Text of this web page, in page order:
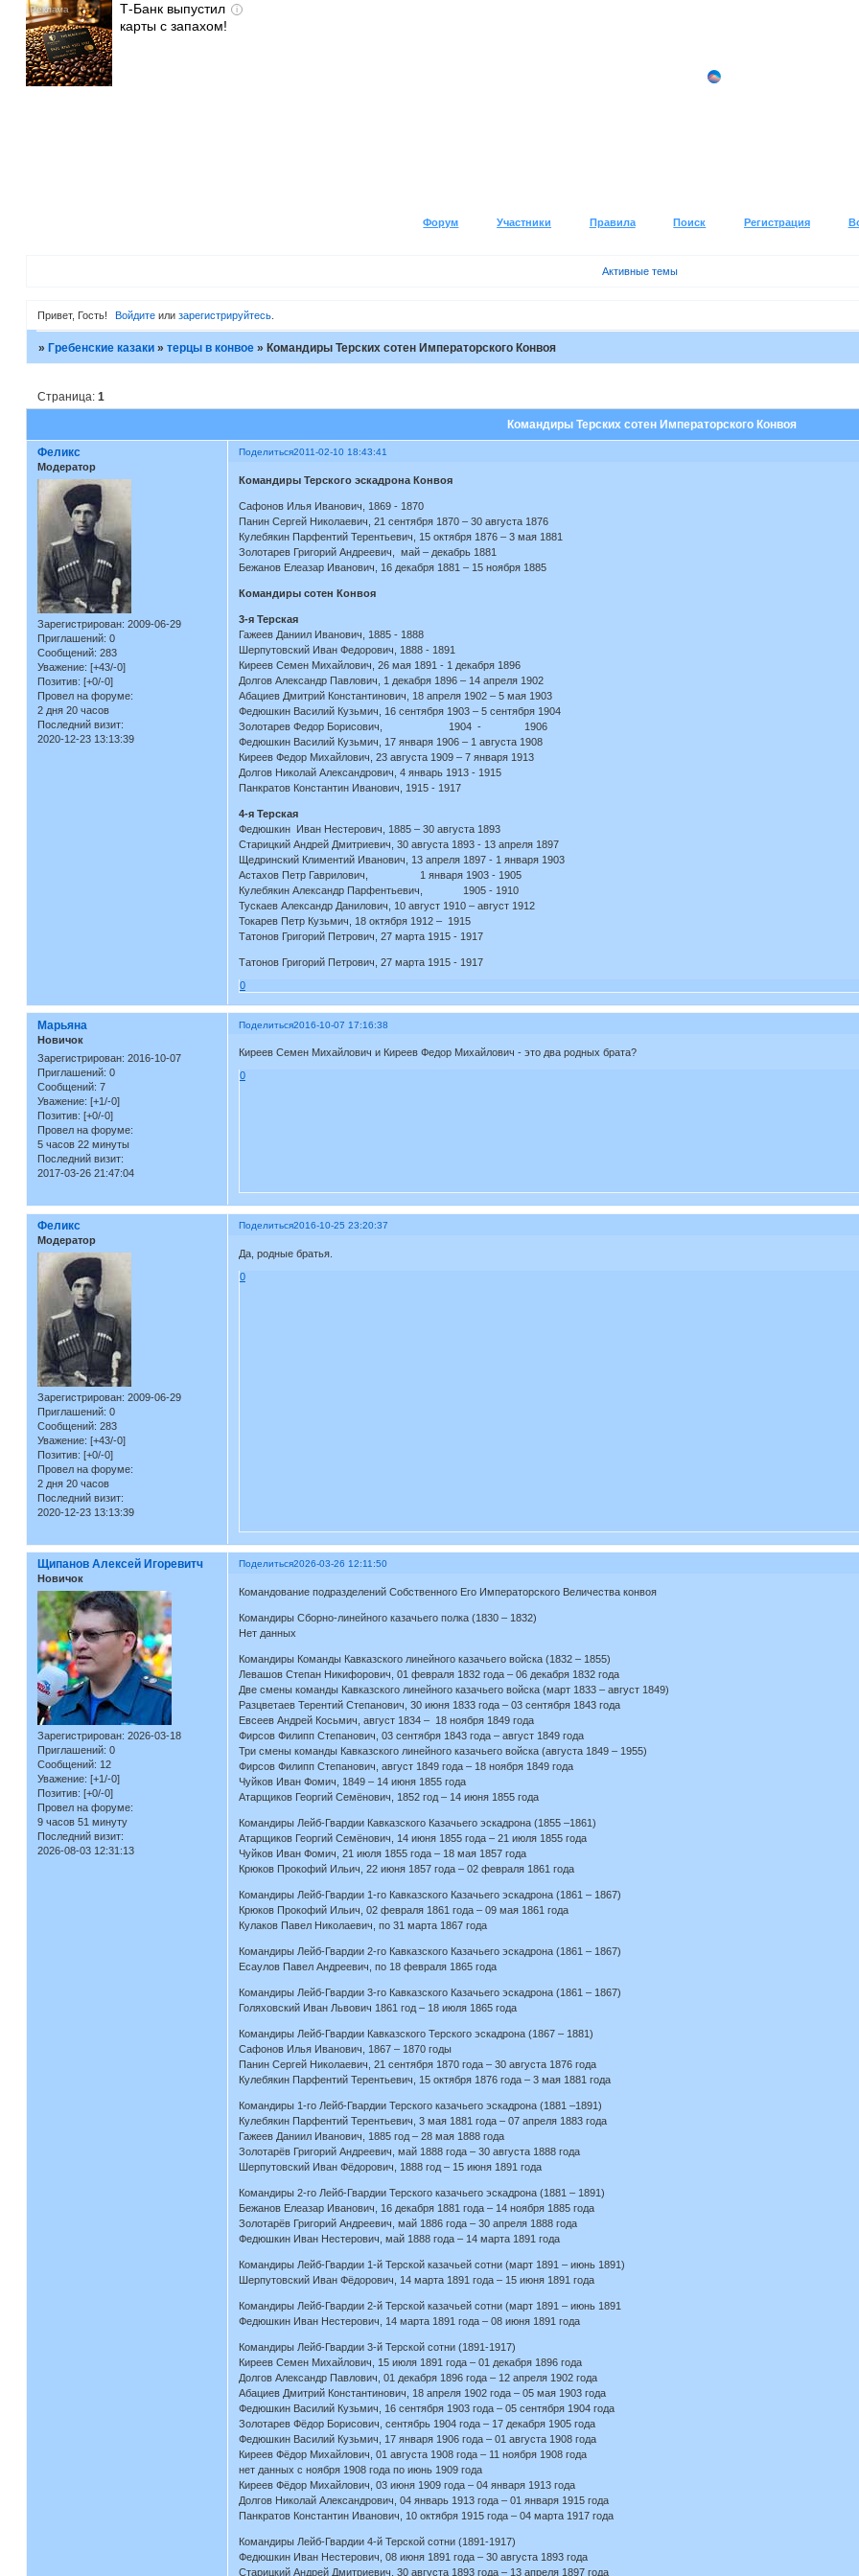
i
Т-Банк выпустил
карты с запахом!
Форум Участники Правила Поиск Регистрация
Активные темы
Привет, Гость! Войдите илизарегистрируйтесь
» Гребенские казаки » терцы в конвое » Командиры Терских сотен Императорского Конвоя
Командиры Терских сотен Императорского Конвоя
Страница: 1
Поделиться2011-02-10 18:43:41
Феликс
Модератор
Зарегистрирован: 2009-06-29
Приглашений: 0
Сообщений: 283
Уважение: [+43/-0]
Позитив: [+0/-0]
Провел на форуме:
2 дня 20 часов
Последний визит:
2020-12-23 13:13:39
Командиры Терского эскадрона Конвоя
Сафонов Илья Иванович, 1869 - 1870
Панин Сергей Николаевич, 21 сентября 1870 – 30 августа 1876
Кулебякин Парфентий Терентьевич, 15 октября 1876 – 3 мая 1881
Золотарев Григорий Андреевич, май – декабрь 1881
Бежанов Елеазар Иванович, 16 декабря 1881 – 15 ноября 1885
Командиры сотен Конвоя
3-я Терская
Гажеев Даниил Иванович, 1885 - 1888
Шерпутовский Иван Федорович, 1888 - 1891
Киреев Семен Михайлович, 26 мая 1891 - 1 декабря 1896
Долгов Александр Павлович, 1 декабря 1896 – 14 апреля 1902
Абациев Дмитрий Константинович, 18 апреля 1902 – 5 мая 1903
Федюшкин Василий Кузьмич, 16 сентября 1903 – 5 сентября 1904
Золотарев Федор Борисович, 1904 - 1906
Федюшкин Василий Кузьмич, 17 января 1906 – 1 августа 1908
Киреев Федор Михайлович, 23 августа 1909 – 7 января 1913
Долгов Николай Александрович, 4 январь 1913 - 1915
Панкратов Константин Иванович, 1915 - 1917
4-я Терская
Федюшкин Иван Нестерович, 1885 – 30 августа 1893
Старицкий Андрей Дмитриевич, 30 августа 1893 - 13 апреля 1897
Щедринский Климентий Иванович, 13 апреля 1897 - 1 января 1903
Астахов Петр Гаврилович, 1 января 1903 - 1905
Кулебякин Александр Парфентьевич, 1905 - 1910
Тускаев Александр Данилович, 10 август 1910 – август 1912
Токарев Петр Кузьмич, 18 октября 1912 – 1915
Татонов Григорий Петрович, 27 марта 1915 - 1917
Татонов Григорий Петрович, 27 марта 1915 - 1917
0
Поделиться2016-10-07 17:16:38
Марьяна
Новичок
Зарегистрирован: 2016-10-07
Приглашений: 0
Сообщений: 7
Уважение: [+1/-0]
Позитив: [+0/-0]
Провел на форуме:
5 часов 22 минуты
Последний визит:
2017-03-26 21:47:04
Киреев Семен Михайлович и Киреев Федор Михайлович - это два родных брата?
0
Поделиться2016-10-25 23:20:37
Феликс
Модератор
Зарегистрирован: 2009-06-29
Приглашений: 0
Сообщений: 283
Уважение: [+43/-0]
Позитив: [+0/-0]
Провел на форуме:
2 дня 20 часов
Последний визит:
2020-12-23 13:13:39
Да, родные братья.
0
Поделиться2026-03-26 12:11:50
Щипанов Алексей Игоревитч
Новичок
Зарегистрирован: 2026-03-18
Приглашений: 0
Сообщений: 12
Уважение: [+1/-0]
Позитив: [+0/-0]
Провел на форуме:
9 часов 51 минуту
Последний визит:
2026-08-03 12:31:13
Командование подразделений Собственного Его Императорского Величества конвоя
Командиры Сборно-линейного казачьего полка (1830 – 1832)
Нет данных
Командиры Команды Кавказского линейного казачьего войска (1832 – 1855)
Левашов Степан Никифорович, 01 февраля 1832 года – 06 декабря 1832 года
Две смены команды Кавказского линейного казачьего войска (март 1833 – август 1849)
Разцветаев Терентий Степанович, 30 июня 1833 года – 03 сентября 1843 года
Евсеев Андрей Косьмич, август 1834 – 18 ноября 1849 года
Фирсов Филипп Степанович, 03 сентября 1843 года – август 1849 года
Три смены команды Кавказского линейного казачьего войска (августа 1849 – 1955)
Фирсов Филипп Степанович, август 1849 года – 18 ноября 1849 года
Чуйков Иван Фомич, 1849 – 14 июня 1855 года
Атарщиков Георгий Семёнович, 1852 год – 14 июня 1855 года
Командиры Лейб-Гвардии Кавказского Казачьего эскадрона (1855 –1861)
Атарщиков Георгий Семёнович, 14 июня 1855 года – 21 июля 1855 года
Чуйков Иван Фомич, 21 июля 1855 года – 18 мая 1857 года
Крюков Прокофий Ильич, 22 июня 1857 года – 02 февраля 1861 года
Командиры Лейб-Гвардии 1-го Кавказского Казачьего эскадрона (1861 – 1867)
Крюков Прокофий Ильич, 02 февраля 1861 года – 09 мая 1861 года
Кулаков Павел Николаевич, по 31 марта 1867 года
Командиры Лейб-Гвардии 2-го Кавказского Казачьего эскадрона (1861 – 1867)
Есаулов Павел Андреевич, по 18 февраля 1865 года
Командиры Лейб-Гвардии 3-го Кавказского Казачьего эскадрона (1861 – 1867)
Голяховский Иван Львович 1861 год – 18 июля 1865 года
Командиры Лейб-Гвардии Кавказского Терского эскадрона (1867 – 1881)
Сафонов Илья Иванович, 1867 – 1870 годы
Панин Сергей Николаевич, 21 сентября 1870 года – 30 августа 1876 года
Кулебякин Парфентий Терентьевич, 15 октября 1876 года – 3 мая 1881 года
Командиры 1-го Лейб-Гвардии Терского казачьего эскадрона (1881 –1891)
Кулебякин Парфентий Терентьевич, 3 мая 1881 года – 07 апреля 1883 года
Гажеев Даниил Иванович, 1885 год – 28 мая 1888 года
Золотарёв Григорий Андреевич, май 1888 года – 30 августа 1888 года
Шерпутовский Иван Фёдорович, 1888 год – 15 июня 1891 года
Командиры 2-го Лейб-Гвардии Терского казачьего эскадрона (1881 – 1891)
Бежанов Елеазар Иванович, 16 декабря 1881 года – 14 ноября 1885 года
Золотарёв Григорий Андреевич, май 1886 года – 30 апреля 1888 года
Федюшкин Иван Нестерович, май 1888 года – 14 марта 1891 года
Командиры Лейб-Гвардии 1-й Терской казачьей сотни (март 1891 – июнь 1891)
Шерпутовский Иван Фёдорович, 14 марта 1891 года – 15 июня 1891 года
Командиры Лейб-Гвардии 2-й Терской казачьей сотни (март 1891 – июнь 1891
Федюшкин Иван Нестерович, 14 марта 1891 года – 08 июня 1891 года
Командиры Лейб-Гвардии 3-й Терской сотни (1891-1917)
Киреев Семен Михайлович, 15 июля 1891 года – 01 декабря 1896 года
Долгов Александр Павлович, 01 декабря 1896 года – 12 апреля 1902 года
Абациев Дмитрий Константинович, 18 апреля 1902 года – 05 мая 1903 года
Федюшкин Василий Кузьмич, 16 сентября 1903 года – 05 сентября 1904 года
Золотарев Фёдор Борисович, сентябрь 1904 года – 17 декабря 1905 года
Федюшкин Василий Кузьмич, 17 января 1906 года – 01 августа 1908 года
Киреев Фёдор Михайлович, 01 августа 1908 года – 11 ноября 1908 года
нет данных с ноября 1908 года по июнь 1909 года
Киреев Фёдор Михайлович, 03 июня 1909 года – 04 января 1913 года
Долгов Николай Александрович, 04 январь 1913 года – 01 января 1915 года
Панкратов Константин Иванович, 10 октября 1915 года – 04 марта 1917 года
Командиры Лейб-Гвардии 4-й Терской сотни (1891-1917)
Федюшкин Иван Нестерович, 08 июня 1891 года – 30 августа 1893 года
Старицкий Андрей Дмитриевич, 30 августа 1893 года – 13 апреля 1897 года